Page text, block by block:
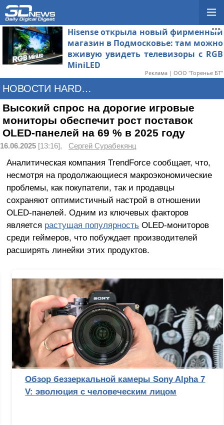
Hisense открыла новый фирменный
магазин в Подмосковье: там можно
вживую увидеть телевизоры с RGB
MiniLED
Реклама | ООО "Горенье БТ"
НОВОСТИ HARDWARE
Высокий спрос на дорогие игровые
мониторы обеспечит рост поставок
OLED-панелей на 69 % в 2025 году
16.06.2025 [13:16], Сергей Сурабекянц
Аналитическая компания TrendForce сообщает, что,
несмотря на продолжающиеся макроэкономические
проблемы, как покупатели, так и продавцы
сохраняют оптимистичный настрой в отношении
OLED-панелей. Одним из ключевых факторов
является растущая популярность OLED-мониторов
среди геймеров, что побуждает производителей
расширять линейки этих продуктов.
Обзор беззеркальной камеры Sony Alpha 7
V: эволюция с человеческим лицом